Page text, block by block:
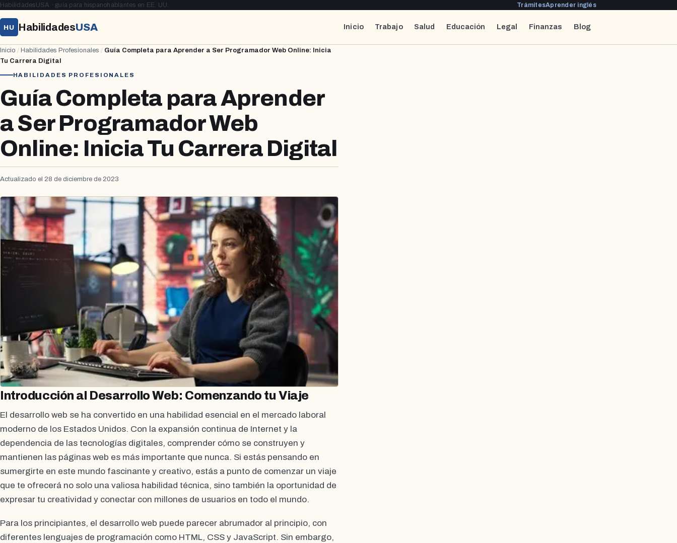
HabilidadesUSA · guía para hispanohablantes en EE. UU. TrámitesAprender inglés
HU HabilidadesUSA Inicio Trabajo Salud Educación Legal Finanzas Blog
Inicio / Habilidades Profesionales / Guía Completa para Aprender a Ser Programador Web Online: Inicia
Tu Carrera Digital
HABILIDADES PROFESIONALES
Guía Completa para Aprender
a Ser Programador Web
Online: Inicia Tu Carrera Digital
Actualizado el 28 de diciembre de 2023
Introducción al Desarrollo Web: Comenzando tu Viaje
El desarrollo web se ha convertido en una habilidad esencial en el mercado laboral
moderno de los Estados Unidos. Con la expansión continua de Internet y la
dependencia de las tecnologías digitales, comprender cómo se construyen y
mantienen las páginas web es más importante que nunca. Si estás pensando en
sumergirte en este mundo fascinante y creativo, estás a punto de comenzar un viaje
que te ofrecerá no solo una valiosa habilidad técnica, sino también la oportunidad de
expresar tu creatividad y conectar con millones de usuarios en todo el mundo.
Para los principiantes, el desarrollo web puede parecer abrumador al principio, con
diferentes lenguajes de programación como HTML, CSS y JavaScript. Sin embargo,